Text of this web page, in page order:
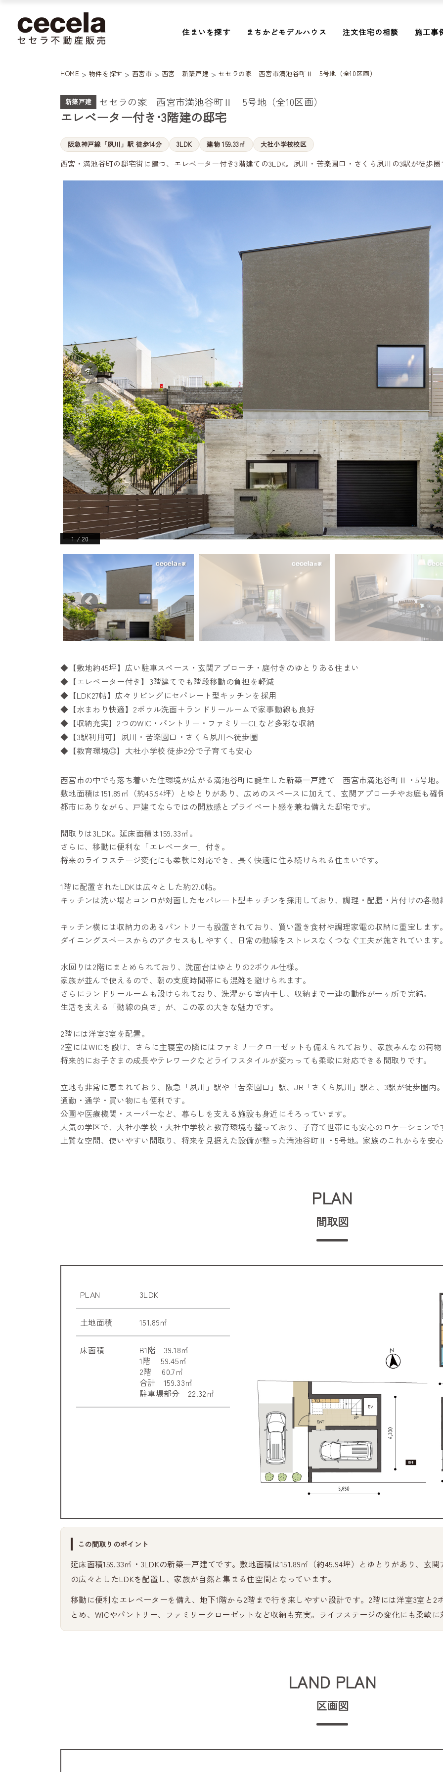
住まいを探す まちかどモデルハウス 注文住宅の相談 施工事
HOME > 物件を探す > 西宮市 > 西宮 新築戸建 > セセラの家 西宮市満池谷町Ⅱ 5号地（全10区画）
新築戸建 セセラの家 西宮市満池谷町Ⅱ 5号地（全10区画）
エレベーター付き•3階建の邸宅
阪急神戸線「夙川」駅 徒歩14分 3LDK 建物 159.33㎡ 大社小学校校区
西宮・満池谷町の邸宅街に建つ、エレベーター付き3階建ての3LDK。夙川・苦楽園口・さくら夙川の3駅が徒歩
1 /20
◆【敷地約45坪】広い駐車スペース・玄関アプローチ・庭付きのゆとりある住まい
◆【エレベーター付き】3階建てでも階段移動の負担を軽減
◆【LDK27帖】広々リビングにセパレート型キッチンを採用
◆【水まわり快適】2ボウル洗面＋ランドリールームで家事動線も良好
◆【収納充実】2つのWIC・パントリー・ファミリーCLなど多彩な収納
◆【3駅利用可】夙川・苦楽園口・さくら夙川へ徒歩圏
◆【教育環境◎】大社小学校 徒歩2分で子育ても安心
西宮市の中でも落ち着いた住環境が広がる満池谷町に誕生した新築一戸建て 西宮市満池谷町Ⅱ・5号地
敷地面積は151.89㎡（約45.94坪）とゆとりがあり、広めのスペースに加えて、玄関アプローチやお庭も確
都市にありながら、戸建てならではの開放感とプライベート感を兼ね備えた邸宅です。
間取りは3LDK。延床面積は159.33㎡。
さらに、移動に便利な「エレベーター」付き。
将来のライフステージ変化にも柔軟に対応でき、長く快適に住み続けられる住まいです。
1階に配置されたLDKは広々とした約27.0帖。
キッチンは洗い場とコンロが対面したセパレート型キッチンを採用しており、調理・配膳・片付けの各
キッチン横には収納力のあるパントリーも設置されており、買い置き食材や調理家電の収納に重宝します
ダイニングスペースからのアクセスもしやすく、日常の動線をストレスなくつなぐ工夫が施されています
水回りは2階にまとめられており、洗面台はゆとりの2ボウル仕様。
家族が並んで使えるので、朝の支度時間帯にも混雑を避けられます。
さらにランドリールームも設けられており、洗濯から室内干し、収納まで一連の動作が一ヶ所で完結。
生活を支える「動線の良さ」が、この家の大きな魅力です。
2階には洋室3室を配置。
2室にはWICを設け、さらに主寝室の隣にはファミリークローゼットも備えられており、家族みんなの荷
将来的にお子さまの成長やテレワークなどライフスタイルが変わっても柔軟に対応できる間取りです。
立地も非常に恵まれており、阪急「夙川」駅や「苦楽園口」駅、JR「さくら夙川」駅と、3駅が徒歩圏内
通勤・通学・買い物にも便利です。
公園や医療機関・スーパーなど、暮らしを支える施設も身近にそろっています。
人気の学区で、大社小学校・大社中学校と教育環境も整っており、子育て世帯にも安心のロケーションで
上質な空間、使いやすい間取り、将来を見据えた設備が整った満池谷町Ⅱ・5号地。家族のこれからを安
PLAN
間取図
PLAN 3LDK
土地面積 151.89㎡
床面積
B1階 39.18㎡
1階 59.45㎡
2階 60.7㎡
合計 159.33㎡
駐車場部分 22.32㎡
この間取りのポイント
延床面積159.33㎡・3LDKの新築一戸建てです。敷地面積は151.89㎡（約45.94坪）とゆとりがあり、玄
の広々としたLDKを配置し、家族が自然と集まる住空間となっています。
移動に便利なエレベーターを備え、地下1階から2階まで行き来しやすい設計です。2階には洋室3室と
とめ、WICやパントリー、ファミリークローゼットなど収納も充実。ライフステージの変化にも柔軟
LAND PLAN
区画図